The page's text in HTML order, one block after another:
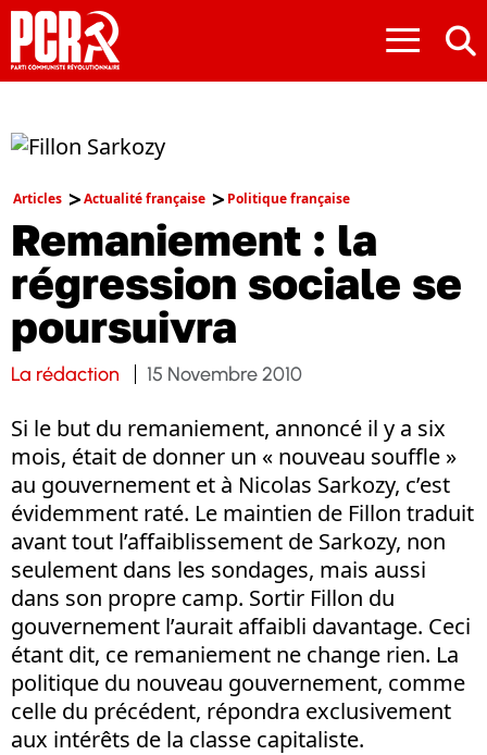
≡
Articles Actualité française Politique française
Remaniement : la
régression sociale se
poursuivra
La rédaction 15 Novembre 2010
Si le but du remaniement, annoncé il y a six
mois, était de donner un « nouveau souffle »
au gouvernement et à Nicolas Sarkozy, c’est
évidemment raté. Le maintien de Fillon traduit
avant tout l’affaiblissement de Sarkozy, non
seulement dans les sondages, mais aussi
dans son propre camp. Sortir Fillon du
gouvernement l’aurait affaibli davantage. Ceci
étant dit, ce remaniement ne change rien. La
politique du nouveau gouvernement, comme
celle du précédent, répondra exclusivement
aux intérêts de la classe capitaliste.